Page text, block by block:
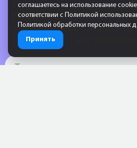
соглашаетесь на использование
соответствии с Политикой
Политикой обработки персональных
Принять
Узнавайте первыми
мероприятиях, следите
Тематика